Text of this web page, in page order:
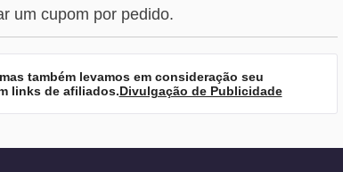
um cupom por pedido.
também levamos em consideração seu
links de afiliados.Divulgação de Publicidade